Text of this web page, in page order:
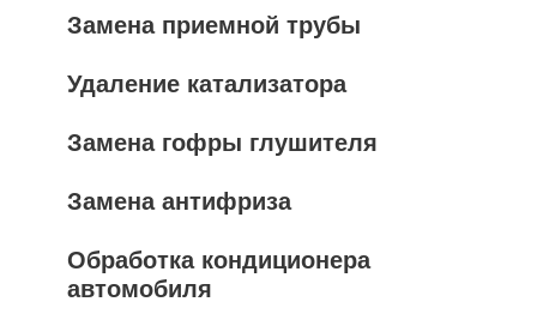
Замена приемной трубы
Удаление катализатора
Замена гофры глушителя
Замена антифриза
Обработка кондиционера
автомобиля